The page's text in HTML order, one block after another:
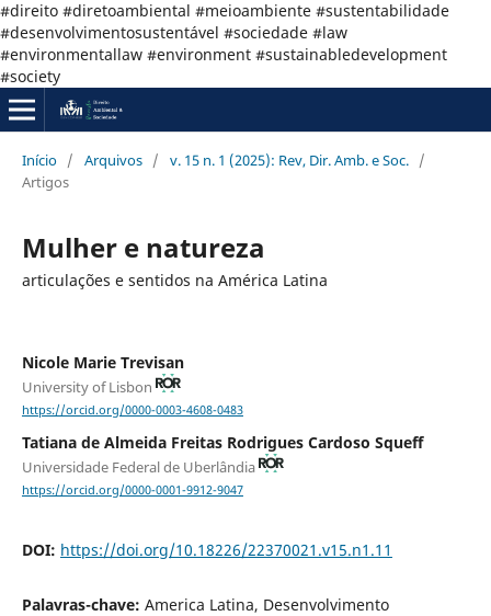
#direito #diretoambiental #meioambiente #sustentabilidade
#desenvolvimentosustentável #sociedade #law
#environmentallaw #environment #sustainabledevelopment
#society
Início / Arquivos / v. 15 n. 1 (2025): Rev, Dir. Amb. e Soc. /
Artigos
Mulher e natureza
articulações e sentidos na América Latina
Nicole Marie Trevisan
University of Lisbon
https://orcid.org/0000-0003-4608-0483
Tatiana de Almeida Freitas Rodrigues Cardoso Squeff
Universidade Federal de Uberlândia
https://orcid.org/0000-0001-9912-9047
DOI: https://doi.org/10.18226/22370021.v15.n1.11
Palavras-chave: America Latina, Desenvolvimento